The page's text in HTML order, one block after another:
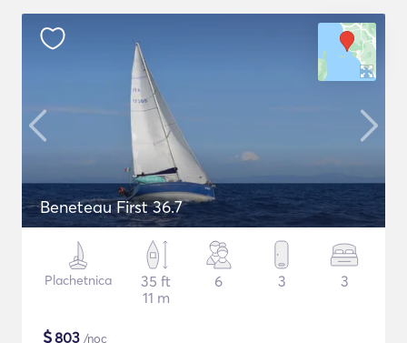
Beneteau First 36.7
Plachetnica
35 ft
11 m
6 3 3
$803 /noc